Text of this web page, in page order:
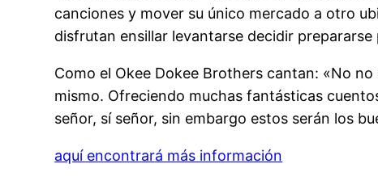
canciones y mover su único mercado a otro
disfrutan ensillar levantarse decidir
Como el Okee Dokee Brothers cantan: «No
mismo. Ofreciendo muchas fantásticas
señor, sí señor, sin embargo estos serán los
aquí encontrará más información